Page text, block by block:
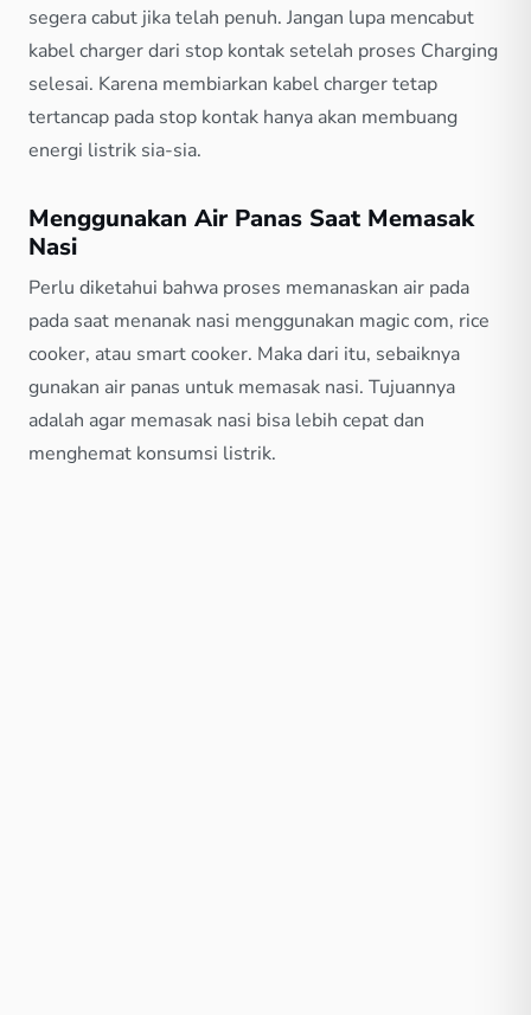
segera cabut jika telah penuh. Jangan lupa mencabut
kabel charger dari stop kontak setelah proses Charging
selesai. Karena membiarkan kabel charger tetap
tertancap pada stop kontak hanya akan membuang
energi listrik sia-sia.
Menggunakan Air Panas Saat Memasak
Nasi
Perlu diketahui bahwa proses memanaskan air pada
pada saat menanak nasi menggunakan magic com, rice
cooker, atau smart cooker. Maka dari itu, sebaiknya
gunakan air panas untuk memasak nasi. Tujuannya
adalah agar memasak nasi bisa lebih cepat dan
menghemat konsumsi listrik.